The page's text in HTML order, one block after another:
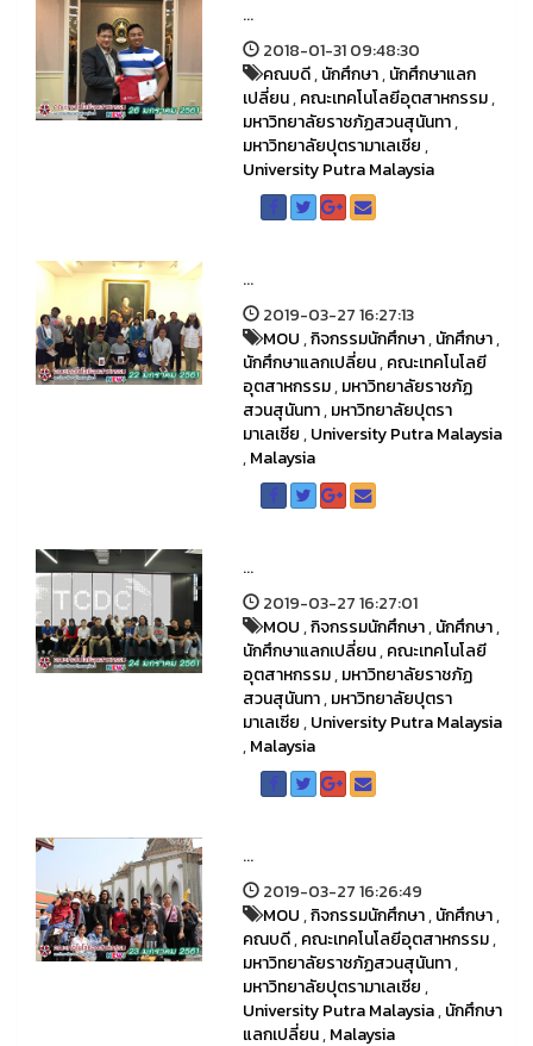
...
2018-01-31 09:48:30
คณบดี,นักศึกษา,นักศึกษาแลก
เปลี่ยน,คณะเทคโนโลยีอุตสาหกรรม,
มหาวิทยาลัยราชภัฏสวนสุนันทา,
มหาวิทยาลัยปุตรามาเลเซีย,
University Putra Malaysia
...
2019-03-27 16:27:13
MOU,กิจกรรมนักศึกษา,นักศึกษา,
นักศึกษาแลกเปลี่ยน,คณะเทคโนโลยี
อุตสาหกรรม,มหาวิทยาลัยราชภัฏ
สวนสุนันทา,มหาวิทยาลัยปุตรา
มาเลเซีย,University Putra Malaysia
,Malaysia
...
2019-03-27 16:27:01
MOU,กิจกรรมนักศึกษา,นักศึกษา,
นักศึกษาแลกเปลี่ยน,คณะเทคโนโลยี
อุตสาหกรรม,มหาวิทยาลัยราชภัฏ
สวนสุนันทา,มหาวิทยาลัยปุตรา
มาเลเซีย,University Putra Malaysia
,Malaysia
...
2019-03-27 16:26:49
MOU,กิจกรรมนักศึกษา,นักศึกษา,
คณบดี,คณะเทคโนโลยีอุตสาหกรรม,
มหาวิทยาลัยราชภัฏสวนสุนันทา,
มหาวิทยาลัยปุตรามาเลเซีย,
University Putra Malaysia,นักศึกษา
แลกเปลี่ยน,Malaysia